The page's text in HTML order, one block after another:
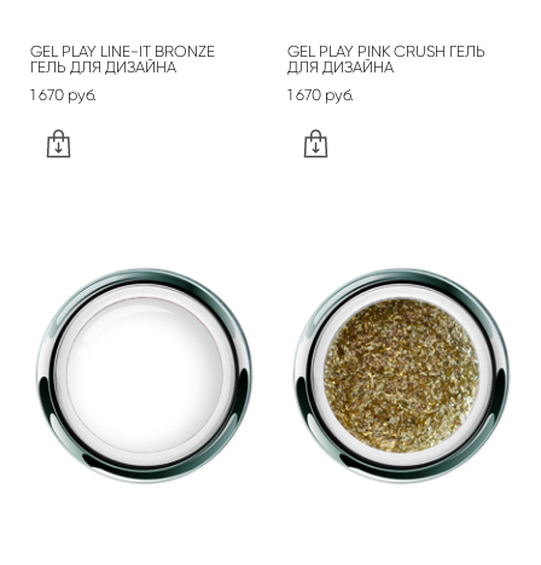
GEL PLAY LINE-IT BRONZE
ГЕЛЬ ДЛЯ ДИЗАЙНА
1 670 pуб.
GEL PLAY PINK CRUSH ГЕЛЬ
ДЛЯ ДИЗАЙНА
1 670 pуб.